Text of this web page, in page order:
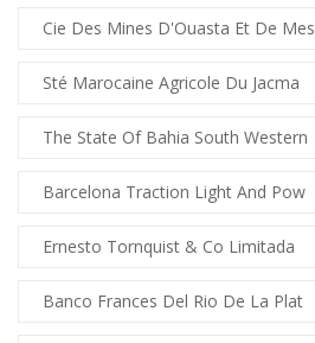
Cie Des Mines D'Ouasta Et De Mes
Sté Marocaine Agricole Du Jacma
The State Of Bahia South Western
Barcelona Traction Light And Pow
Ernesto Tornquist & Co Limitada
Banco Frances Del Rio De La Plat